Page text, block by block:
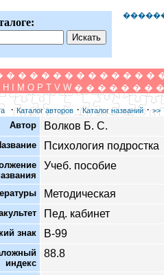
� � � � � � � � � � � � �
H M O P T V W � � � � � � � �
·Каталог авторов ·Каталог названий·>>
Автор Волков Б. С.
Психология подростка
Учеб. пособие
Методическая
Пед. кабинет
знак В-99
индекс
88.8